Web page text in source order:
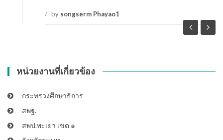
/ by songserm Phayao1
หน่วยงานที่เกี่ยวข้อง
กระทรวงศึกษาธิการ
สพฐ.
สพป.พะเยา เขต ๑